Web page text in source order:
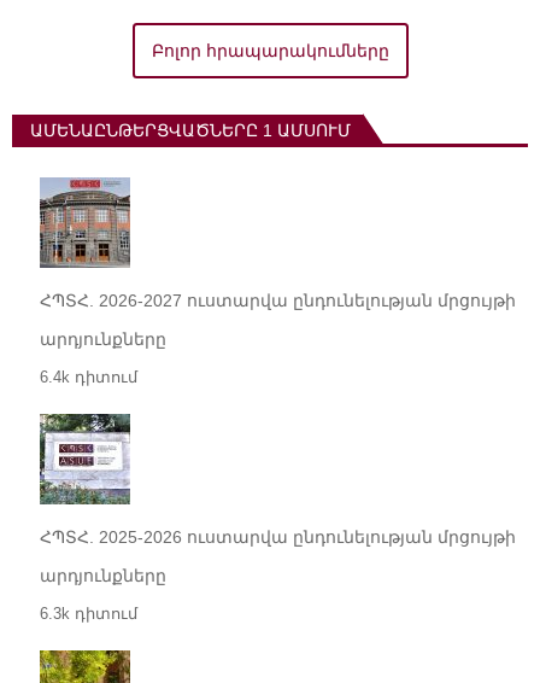
Բոլոր հրապարակումները
ԱՄԵՆԱԸՆԹԵՐՑՎԱԾՆԵՐԸ 1 ԱՄՍՈՒՄ
ՀՊՏՀ. 2026-2027 ուստարվա ընդունելության մրցույթի
արդյունքները
6.4k դիտում
ՀՊՏՀ. 2025-2026 ուստարվա ընդունելության մրցույթի
արդյունքները
6.3k դիտում